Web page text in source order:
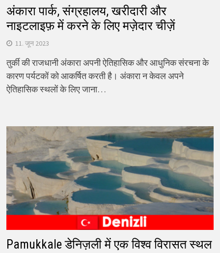
अंकारा पार्क, संग्रहालय, खरीदारी और
नाइटलाइफ़ में करने के लिए मज़ेदार चीज़ें
11. जून 2023
तुर्की की राजधानी अंकारा अपनी ऐतिहासिक और आधुनिक संरचना के
कारण पर्यटकों को आकर्षित करती है। अंकारा न केवल अपने
ऐतिहासिक स्थलों के लिए जाना…
Pamukkale डेनिज़ली में एक विश्व विरासत स्थल